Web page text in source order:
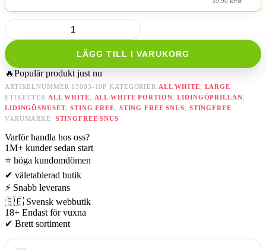
Stingfree
California
Peach
mängd
LÄGG TILL I VARUKORG
🔥Populär produkt just nu
ARTIKELNUMMER 15003-10P KATEGORIER ALL WHITE
LARGE
ETIKETTER ALL WHITE ALL WHITE PORTION ,LIDINGÖPRILLAN
LIDINGÖSNUSET,STING FREE STING FREE SNUS
STINGFREE
VARUMÄRKE: STINGFREE SNUS
Varför handla hos oss?
1M+ kunder sedan start
⭐ höga kundomdömen
✔ väletablerad butik
⚡ Snabb leverans
🇸🇪 Svensk webbutik
18+ Endast för vuxna
✔ Brett sortiment